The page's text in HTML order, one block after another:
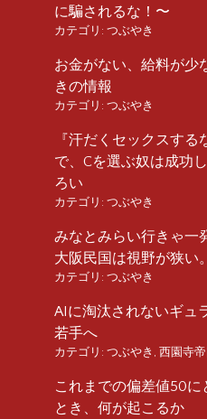
に騙されるな！〜
カテゴリ: つぶやき
お金がない、給料が少
きの情報
カテゴリ: つぶやき
『汗だくセックスする
で、Cを選ぶ奴は成功
ろい
カテゴリ: つぶやき
みなとみらい行きゃ一
大阪民国は視野が狭い。
カテゴリ: つぶやき
AIに淘汰されないギュ
若手へ
カテゴリ: つぶやき , 西園寺
これまでの偏差値50
とき、何が起こるか